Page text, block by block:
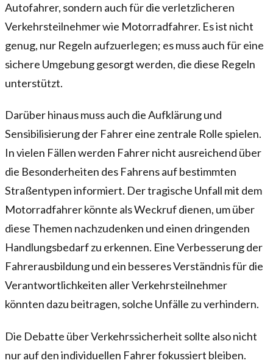
Autofahrer, sondern auch für die verletzlicheren
Verkehrsteilnehmer wie Motorradfahrer. Es ist nicht
genug, nur Regeln aufzuerlegen; es muss auch für eine
sichere Umgebung gesorgt werden, die diese Regeln
unterstützt.
Darüber hinaus muss auch die Aufklärung und
Sensibilisierung der Fahrer eine zentrale Rolle spielen.
In vielen Fällen werden Fahrer nicht ausreichend über
die Besonderheiten des Fahrens auf bestimmten
Straßentypen informiert. Der tragische Unfall mit dem
Motorradfahrer könnte als Weckruf dienen, um über
diese Themen nachzudenken und einen dringenden
Handlungsbedarf zu erkennen. Eine Verbesserung der
Fahrerausbildung und ein besseres Verständnis für die
Verantwortlichkeiten aller Verkehrsteilnehmer
könnten dazu beitragen, solche Unfälle zu verhindern.
Die Debatte über Verkehrssicherheit sollte also nicht
nur auf den individuellen Fahrer fokussiert bleiben.